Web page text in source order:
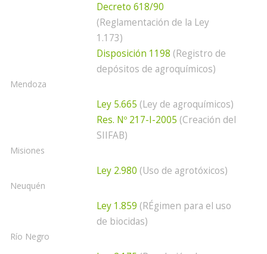
Decreto 618/90
(Reglamentación de la Ley
1.173)
Disposición 1198 (Registro de
depósitos de agroquímicos)
Mendoza
Ley 5.665 (Ley de agroquímicos)
Res. Nº 217-I-2005 (Creación del
SIIFAB)
Misiones
Ley 2.980 (Uso de agrotóxicos)
Neuquén
Ley 1.859 (RÉgimen para el uso
de biocidas)
Río Negro